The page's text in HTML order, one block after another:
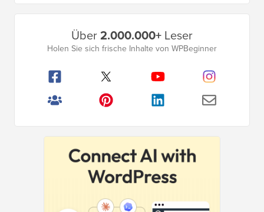
Seitenleistenmenü
Über2.000.000+ Leser
Holen Sie sich frische Inhalte von WPBeginner